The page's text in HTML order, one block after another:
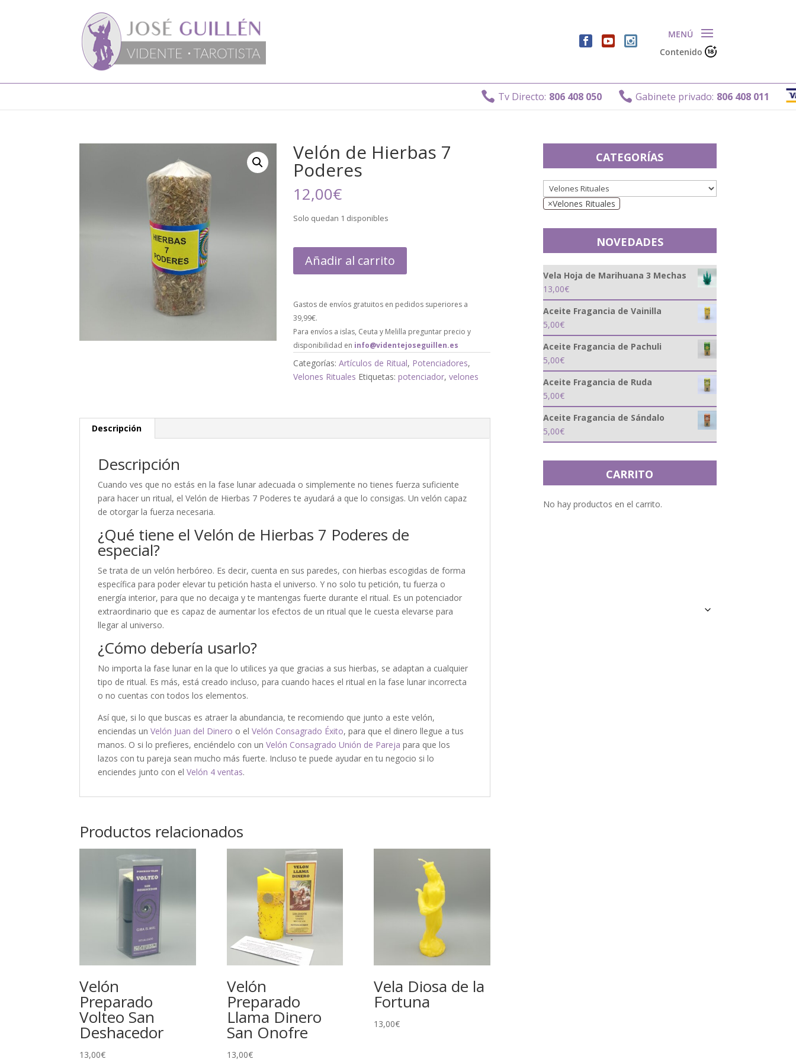
Contenido
Tv Directo: 806 408 050  Gabinete privado: 806 408 011
Velón de Hierbas 7
Poderes
12,00€
Solo quedan 1 disponibles
Añadir al carrito
Gastos de envíos gratuitos en pedidos superiores a
39,99€.
Para envíos a islas, Ceuta y Melilla preguntar precio y
disponibilidad en info@videntejoseguillen.es
Categorías:Artículos de Ritual, Potenciadores,
Velones Rituales Etiquetas:potenciador,velones
Descripción
Descripción
Cuando ves que no estás en la fase lunar adecuada o simplemente no tienes fuerza suficiente
para hacer un ritual, el Velón de Hierbas 7 Poderes te ayudará a que lo consigas. Un velón capaz
de otorgar la fuerza necesaria.
¿Qué tiene el Velón de Hierbas 7 Poderes de
especial?
Se trata de un velón herbóreo. Es decir, cuenta en sus paredes, con hierbas escogidas de forma
específica para poder elevar tu petición hasta el universo. Y no solo tu petición, tu fuerza o
energía interior, para que no decaiga y te mantengas fuerte durante el ritual. Es un potenciador
extraordinario que es capaz de aumentar los efectos de un ritual que le cuesta elevarse para
llegar al universo.
¿Cómo debería usarlo?
No importa la fase lunar en la que lo utilices ya que gracias a sus hierbas, se adaptan a cualquier
tipo de ritual. Es más, está creado incluso, para cuando haces el ritual en la fase lunar incorrecta
o no cuentas con todos los elementos.
Así que, si lo que buscas es atraer la abundancia, te recomiendo que junto a este velón,
enciendas unVelón Juan del Dinero o elVelón Consagrado Éxito, para que el dinero llegue a tus
manos. O si lo prefieres, enciéndelo con unVelón Consagrado Unión de Pareja para que los
lazos con tu pareja sean mucho más fuerte. Incluso te puede ayudar en tu negocio si lo
enciendes junto con elVelón 4 ventas.
Productos relacionados
Velón
Preparado
Volteo San
Deshacedor
13,00€
Velón
Preparado
Llama Dinero
San Onofre
13,00€
Vela Diosa de la
Fortuna
13,00€
CATEGORÍAS
×Velones Rituales
NOVEDADES
Vela Hoja de Marihuana 3 Mechas
13,00€
Aceite Fragancia de Vainilla
5,00€
Aceite Fragancia de Pachuli
5,00€
Aceite Fragancia de Ruda
5,00€
Aceite Fragancia de Sándalo
5,00€
CARRITO
No hay productos en el carrito.